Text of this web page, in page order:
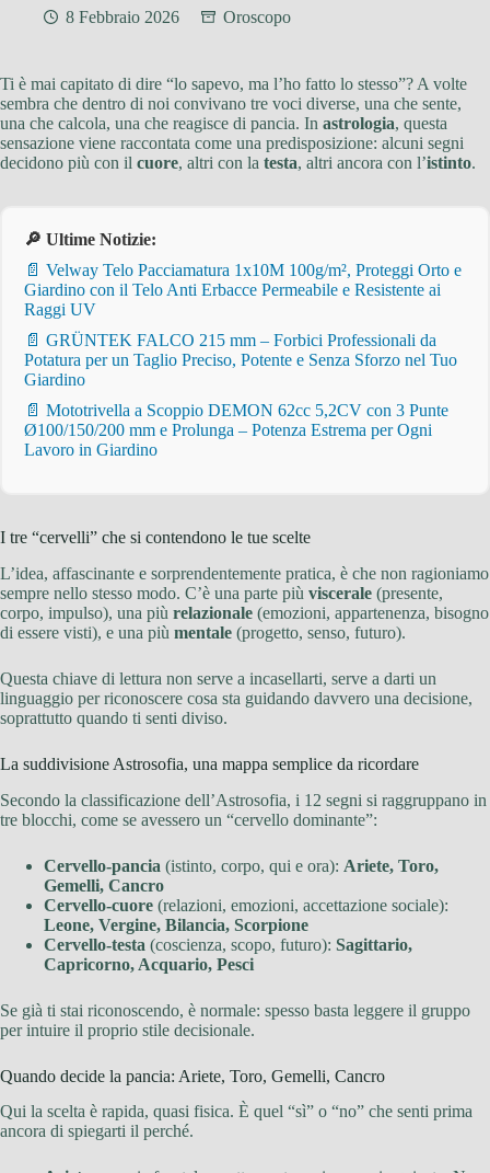
8 Febbraio 2026 Oroscopo
Ti è mai capitato di dire “lo sapevo, ma l’ho fatto lo stesso”? A volte
sembra che dentro di noi convivano tre voci diverse, una che sente,
una che calcola, una che reagisce di pancia. In astrologia, questa
sensazione viene raccontata come una predisposizione: alcuni segni
decidono più con il cuore, altri con la testa, altri ancora con l’istinto.
🔎 Ultime Notizie:
📄 Velway Telo Pacciamatura 1x10M 100g/m², Proteggi Orto e
Giardino con il Telo Anti Erbacce Permeabile e Resistente ai
Raggi UV
📄 GRÜNTEK FALCO 215 mm – Forbici Professionali da
Potatura per un Taglio Preciso, Potente e Senza Sforzo nel Tuo
Giardino
📄 Mototrivella a Scoppio DEMON 62cc 5,2CV con 3 Punte
Ø100/150/200 mm e Prolunga – Potenza Estrema per Ogni
Lavoro in Giardino
I tre “cervelli” che si contendono le tue scelte
L’idea, affascinante e sorprendentemente pratica, è che non ragioniamo
sempre nello stesso modo. C’è una parte più viscerale (presente,
corpo, impulso), una più relazionale (emozioni, appartenenza, bisogno
di essere visti), e una più mentale (progetto, senso, futuro).
Questa chiave di lettura non serve a incasellarti, serve a darti un
linguaggio per riconoscere cosa sta guidando davvero una decisione,
soprattutto quando ti senti diviso.
La suddivisione Astrosofia, una mappa semplice da ricordare
Secondo la classificazione dell’Astrosofia, i 12 segni si raggruppano in
tre blocchi, come se avessero un “cervello dominante”:
Cervello-pancia (istinto, corpo, qui e ora): Ariete, Toro,
Gemelli, Cancro
Cervello-cuore (relazioni, emozioni, accettazione sociale):
Leone, Vergine, Bilancia, Scorpione
Cervello-testa (coscienza, scopo, futuro): Sagittario,
Capricorno, Acquario, Pesci
Se già ti stai riconoscendo, è normale: spesso basta leggere il gruppo
per intuire il proprio stile decisionale.
Quando decide la pancia: Ariete, Toro, Gemelli, Cancro
Qui la scelta è rapida, quasi fisica. È quel “sì” o “no” che senti prima
ancora di spiegarti il perché.